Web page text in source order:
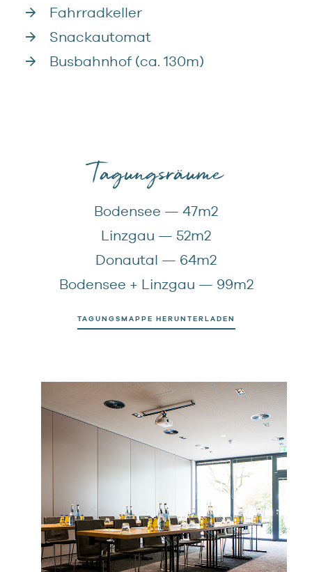
Fahrradkeller
Snackautomat
Busbahnhof (ca. 130m)
Tagungsräume
Bodensee — 47m2
Linzgau — 52m2
Donautal — 64m2
Bodensee + Linzgau — 99m2
TAGUNGSMAPPE HERUNTERLADEN